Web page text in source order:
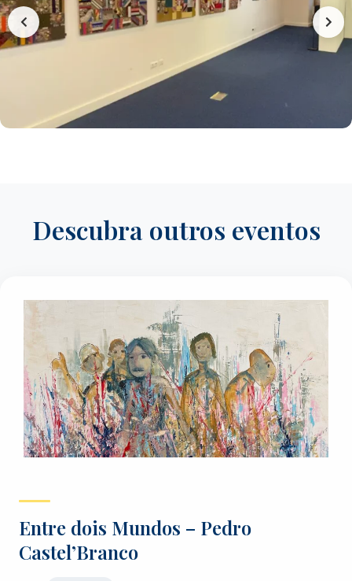
Descubra outros eventos
Entre dois Mundos – Pedro
Castel’Branco